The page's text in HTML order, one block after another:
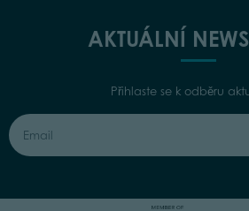
AKTUÁLNÍ
Přihlaste se k odběru